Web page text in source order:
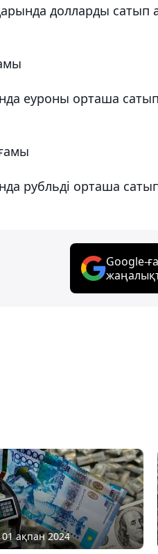
долларды сатып
еуроны орташа сатып
рубльді орташа
Google-
ақпан 2024